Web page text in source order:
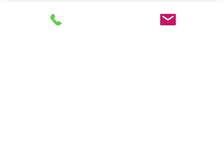
すべて表示